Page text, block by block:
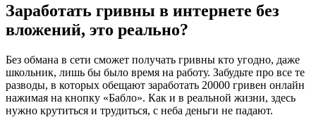
Заработать гривны в интернете без
вложений, это реально?
Без обмана в сети сможет получать гривны кто угодно, даже
школьник, лишь бы было время на работу. Забудьте про все те
разводы, в которых обещают заработать 20000 гривен онлайн
нажимая на кнопку «Бабло». Как и в реальной жизни, здесь
нужно крутиться и трудиться, с неба деньги не падают.